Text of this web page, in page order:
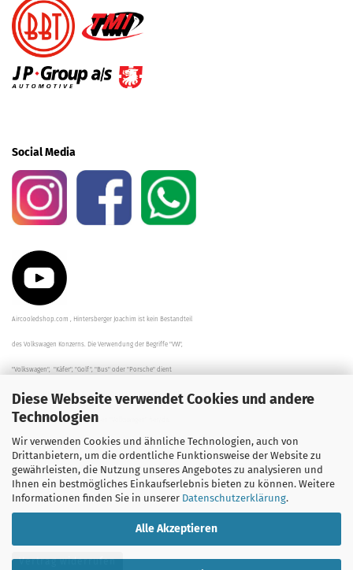
Diese Webseite verwendet Cookies und andere
Technologien
Wir verwenden Cookies und ähnliche Technologien, auch von
Drittanbietern, um die ordentliche Funktionsweise der Website zu
gewährleisten, die Nutzung unseres Angebotes zu analysieren und
Ihnen ein bestmögliches Einkaufserlebnis bieten zu können. Weitere
Informationen finden Sie in unserer Datenschutzerklärung.
Alle Akzeptieren
Social Media
Aircooledshop.com , Hintersberger Joachim ist kein Bestandteil
des Volkswagen Konzerns. Die Verwendung der Begriffe "VW",
"Volkswagen", "Käfer", "Golf", "Bus" oder "Porsche" dient
der Beschreibung der Teile und stellt in keinem Fall eine direkte
Verbindung zu dem Unternehmen "Volkswagen" her/da.
Die Beschreibungen, Zeichnungen und Angaben zur
Verwendung sind sorgfältig überprüft worden.
Vertrag widerrufen